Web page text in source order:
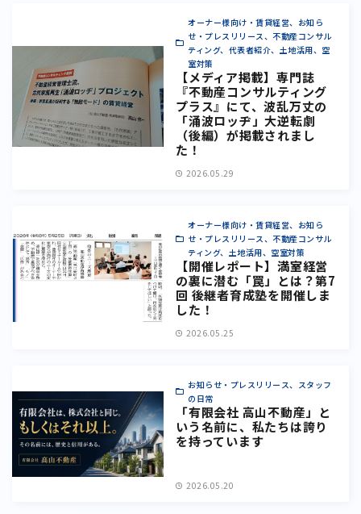
オーナー様向け・賃貸経営、お知ら
せ・プレスリリース、不動産コンサル
ティング、代表者紹介、土地活用、空
室対策
【メディア掲載】専門誌
『不動産コンサルティング
プラス』にて、波乱万丈の
「涌波ロッヂ」大逆転劇
（後編）が掲載されまし
た！
2026.05.29
オーナー様向け・賃貸経営、お知ら
せ・プレスリリース、不動産コンサル
ティング、土地活用、空室対策
【開催レポート】満室経営
の裏に潜む「罠」とは？第7
回 後継者育成塾を開催しま
した！
2026.05.25
お知らせ・プレスリリース、スタッフ
の日常
「有限会社 高山不動産」と
いう名前に、私たちは誇り
を持っています
2026.05.20